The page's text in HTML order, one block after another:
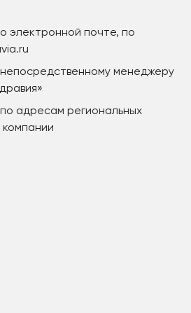
электронной почте, по
менеджеру
адресам региональных
компании